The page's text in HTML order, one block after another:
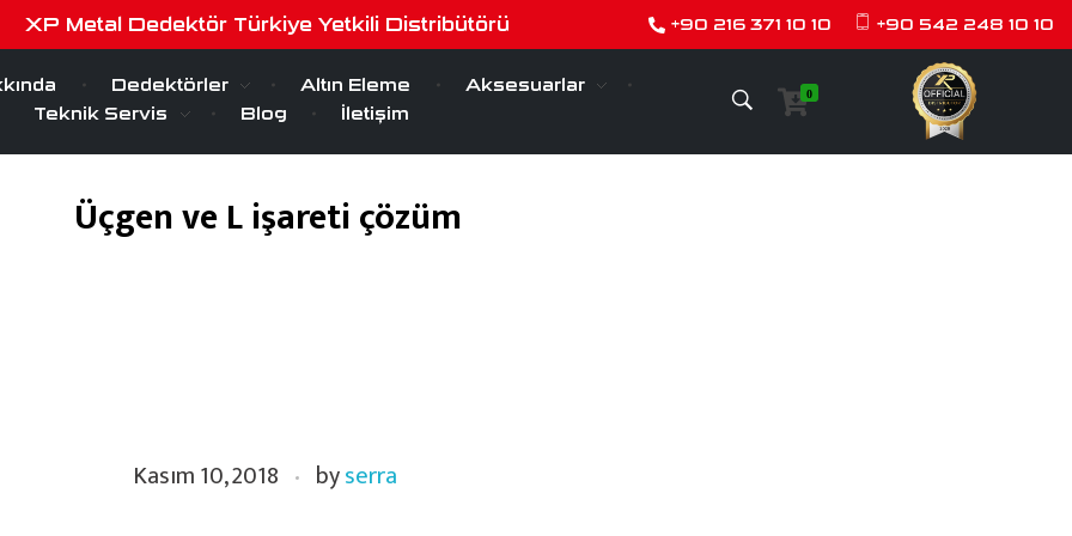
XP Metal Dedektör Türkiye Yetkili Distribütörü +90 216 371 10 10 +90 542 248 10 10
Dedektörler Altın Eleme
Aksesuarlar
Teknik Servis
Blog İletişim
0
Üçgen ve L işareti çözüm
Kasım 10, 2018 byserra